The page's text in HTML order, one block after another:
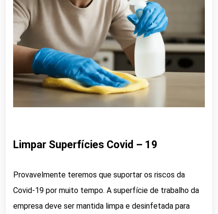
Limpar Superfícies Covid – 19
Provavelmente teremos que suportar os riscos da
Covid-19 por muito tempo. A superfície de trabalho da
empresa deve ser mantida limpa e desinfetada para